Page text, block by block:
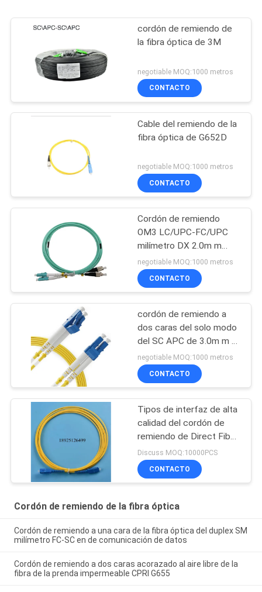
cordón de remiendo de
la fibra óptica de 3M
negotiable MOQ:1000 metros
CONTACTO
Cable del remiendo de la
fibra óptica de G652D
negotiable MOQ:1000 metros
CONTACTO
Cordón de remiendo
OM3 LC/UPC-FC/UPC
milímetro DX 2.0m m
LSZH
negotiable MOQ:1000 metros
CONTACTO
cordón de remiendo a
dos caras del solo modo
del SC APC de 3.0m m el
1M Length menos que
0.3dB
negotiable MOQ:1000 metros
CONTACTO
Tipos de interfaz de alta
calidad del cordón de
remiendo de Direct Fiber
Optic del fabricante
SC/LC, gama el 1.5m-
30m LSZH de la longitud
Discuss MOQ:10000PCS
CONTACTO
Cordón de remiendo de la fibra óptica
Cordón de remiendo a una cara de la fibra óptica del duplex SM
milímetro FC-SC en de comunicación de datos
Cordón de remiendo a dos caras acorazado al aire libre de la
fibra de la prenda impermeable CPRI G655